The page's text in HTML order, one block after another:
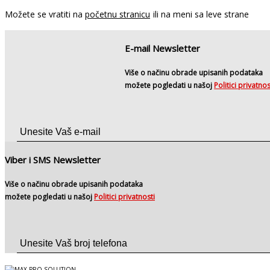
Možete se vratiti na početnu stranicu ili na meni sa leve strane
E-mail Newsletter
Više o načinu obrade upisanih podataka
možete pogledati u našoj Politici
Viber i SMS Newsletter
Više o načinu obrade upisanih podataka
možete pogledati u našoj Politici privatnosti